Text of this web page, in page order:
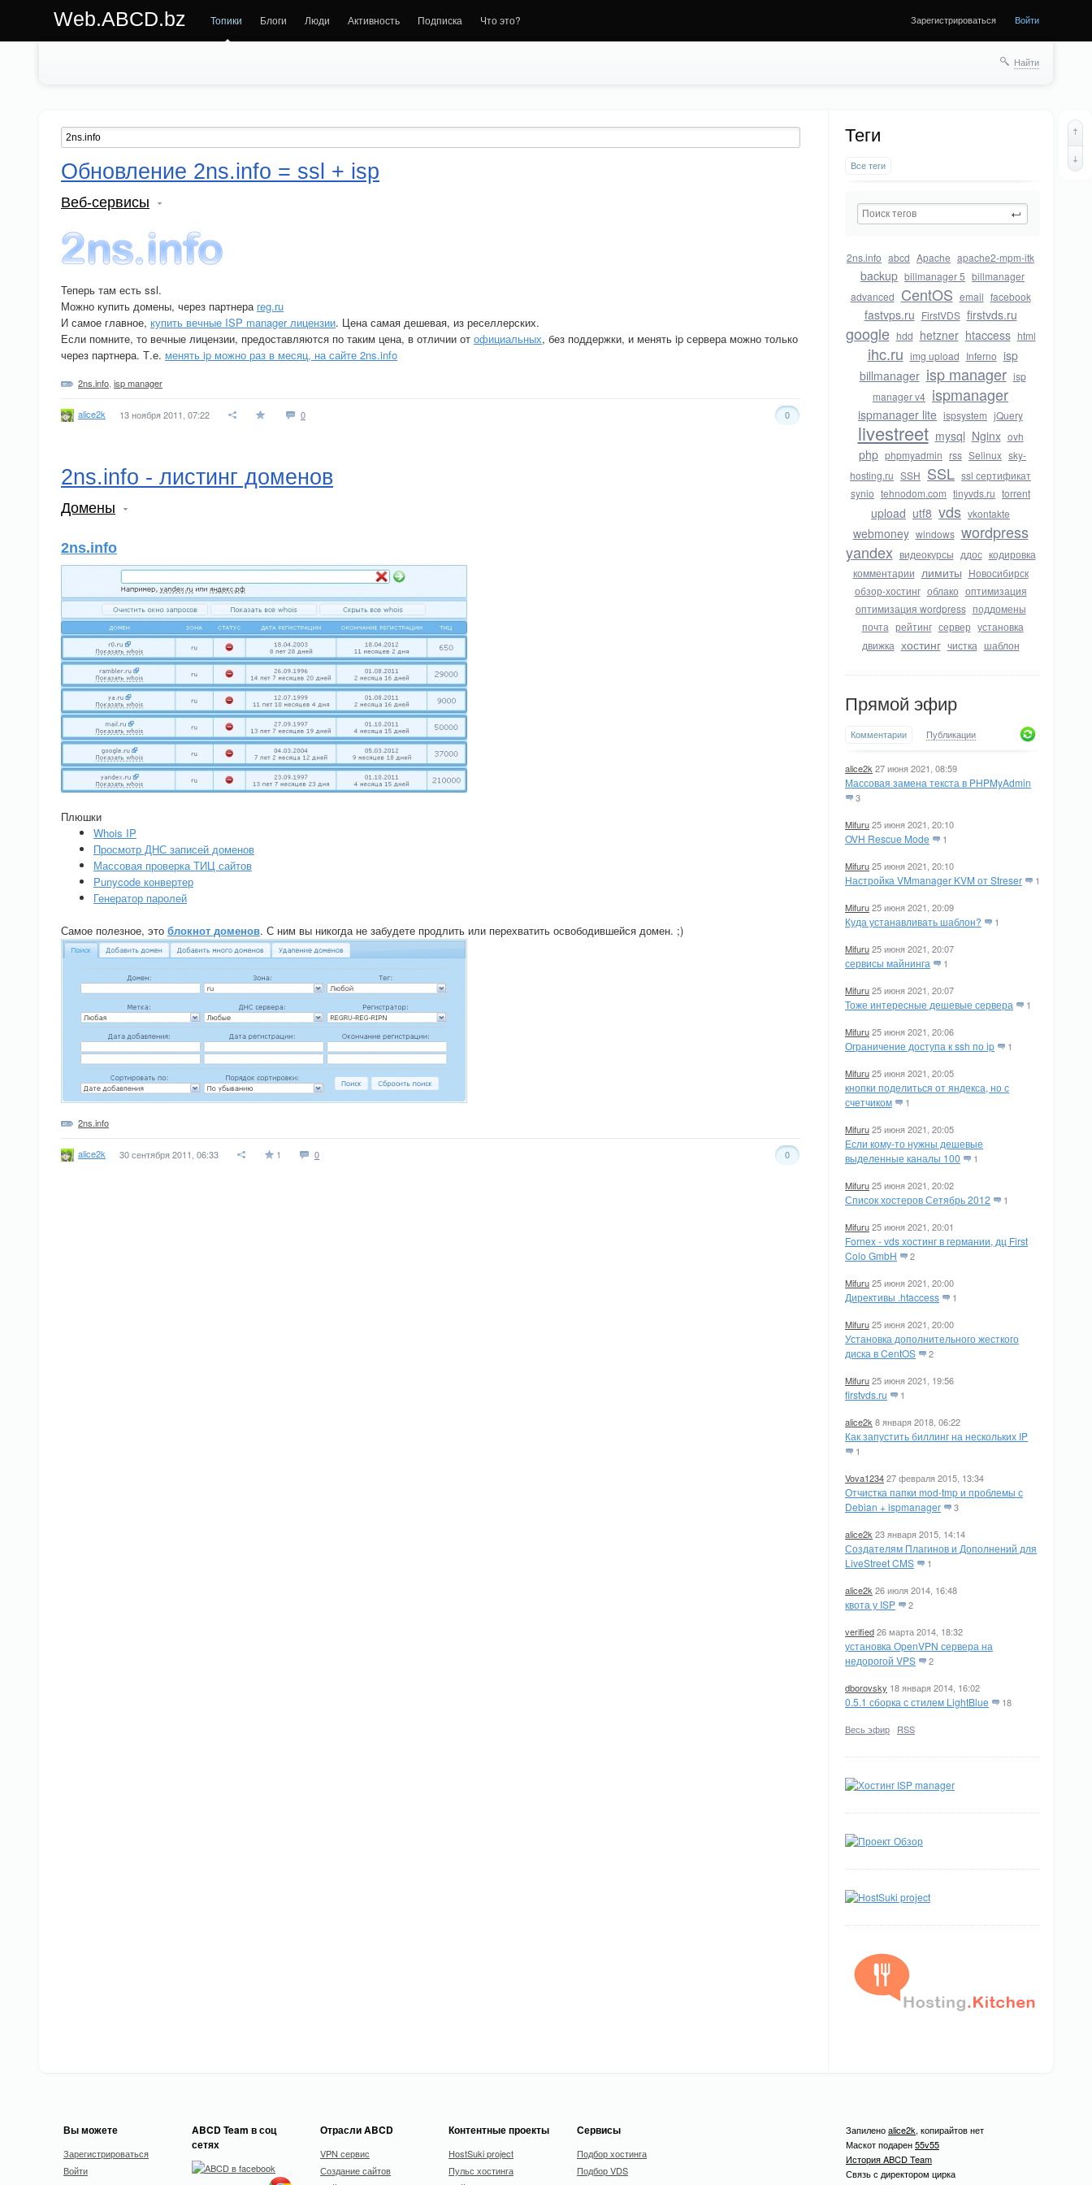
Web.ABCD.bz Топики Блоги Люди Активность Подписка Что это? Зарегистрироваться Войти
Найти
Теги
Все теги
2ns.info abcd Apache apache2-mpm-itk
backup billmanager 5 billmanager
advanced CentOS email facebook
fastvps.ru FirstVDS firstvds.ru
google hdd hetzner htaccess html
ihc.ru img upload Inferno isp
billmanager isp manager isp
manager v4 ispmanager
ispmanager lite ispsystem jQuery
livestreet mysql Nginx ovh
php phpmyadmin rss Selinux sky-
hosting.ru SSH SSL ssl сертификат
synio tehnodom.com tinyvds.ru torrent
upload utf8 vds vkontakte
webmoney windows wordpress
yandex видеокурсы ддос кодировка
комментарии лимиты Новосибирск
обзор-хостинг облако оптимизация
оптимизация wordpress поддомены
почта рейтинг сервер установка
движка хостинг чистка шаблон
Прямой эфир
Комментарии Публикации
alice2k 27 июня 2021, 08:59
Массовая замена текста в PHPMyAdmin
3
Mifuru25 июня 2021, 20:10
OVH Rescue Mode 1
Mifuru25 июня 2021, 20:10
Настройка VMmanager KVM от Streser 1
Mifuru25 июня 2021, 20:09
Куда устанавливать шаблон? 1
Mifuru25 июня 2021, 20:07
сервисы майнинга 1
Mifuru25 июня 2021, 20:07
Тоже интересные дешевые сервера 1
Mifuru25 июня 2021, 20:06
Ограничение доступа к ssh по ip 1
Mifuru25 июня 2021, 20:05
кнопки поделиться от яндекса, но с
счетчиком
1
Mifuru25 июня 2021, 20:05
Если кому-то нужны дешевые
выделенные каналы 100
1
Mifuru25 июня 2021, 20:02
Список хостеров Сетябрь 2012 1
Mifuru25 июня 2021, 20:01
Fornex - vds хостинг в германии, дц First
Colo GmbH
2
Mifuru25 июня 2021, 20:00
Директивы .htaccess 1
Mifuru25 июня 2021, 20:00
Установка дополнительного жесткого
диска в CentOS
2
Mifuru25 июня 2021, 19:56
firstvds.ru 1
alice2k 8 января 2018, 06:22
Как запустить биллинг на нескольких IP
1
Vova123427 февраля 2015, 13:34
Отчистка папки mod-tmp и проблемы с
Debian + ispmanager
3
alice2k 23 января 2015, 14:14
Создателям Плагинов и Дополнений для
LiveStreet CMS
1
alice2k 26 июля 2014, 16:48
квота у ISP 2
verified26 марта 2014, 18:32
установка OpenVPN сервера на
недорогой VPS
2
dborovsky 18 января 2014, 16:02
0.5.1 сборка с стилем LightBlue 18
Весь эфир · RSS
Обновление 2ns.info = ssl + isp
Веб-сервисы
Теперь там есть ssl.
Можно купить домены, через партнера reg.ru
И самое главное, купить вечные ISP manager лицензии. Цена самая дешевая, из реселлерских.
Если помните, то вечные лицензии, предоставляются по таким цена, в отличии от официальных, без поддержки, и менять ip сервера можно только
через партнера. Т.е. менять ip можно раз в месяц, на сайте 2ns.info
2ns.info isp manager
alice2k 13 ноября 2011, 07:22 0 0
2ns.info - листинг доменов
Домены
2ns.info
Плюшки
Whois IP
Просмотр ДНС записей доменов
Массовая проверка ТИЦ сайтов
Punycode конвертер
Генератор паролей
Самое полезное, это блокнот доменов. С ним вы никогда не забудете продлить или перехватить освободившейся домен. ;)
2ns.info
alice2k 30 сентября 2011, 06:33 1 0 0
Вы можете
Зарегистрироваться
Войти
ABCD Team в соц
сетях
Отрасли ABCD
VPN сервис
Создание сайтов
Контентные проекты
HostSuki project
Пульс хостинга
Сервисы
Подбор хостинга
Подбор VDS
Запиленоalice2k, копирайтов нет
Маскот подарен55v55
История ABCD Team
Связь с директором цирка